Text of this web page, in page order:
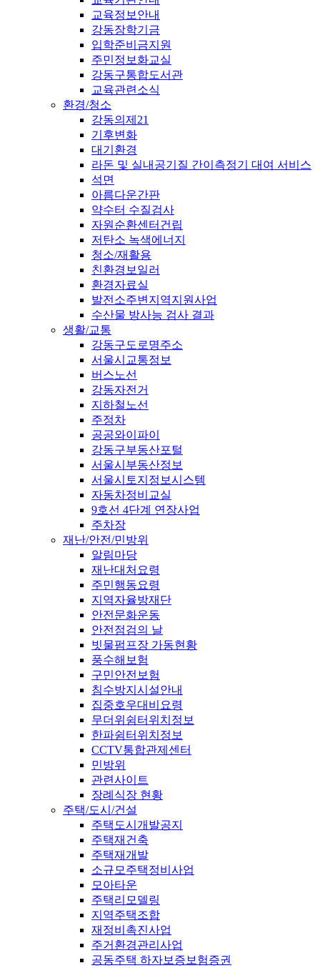
교육정보안내
강동장학기금
입학준비금지원
주민정보화교실
강동구통합도서관
교육관련소식
환경/청소
강동의제21
기후변화
대기환경
라돈 및 실내공기질 간이측정기 대여 서비스
석면
아름다운간판
약수터 수질검사
자원순환센터건립
저탄소 녹색에너지
청소/재활용
친환경보일러
환경자료실
발전소주변지역지원사업
수산물 방사능 검사 결과
생활/교통
강동구도로명주소
서울시교통정보
버스노선
강동자전거
지하철노선
주정차
공공와이파이
강동구부동산포털
서울시부동산정보
서울시토지정보시스템
자동차정비교실
9호선 4단계 연장사업
주차장
재난/안전/민방위
알림마당
재난대처요령
주민행동요령
지역자율방재단
안전문화운동
안전점검의 날
빗물펌프장 가동현황
풍수해보험
구민안전보험
침수방지시설안내
집중호우대비요령
무더위쉼터위치정보
한파쉼터위치정보
CCTV통합관제센터
민방위
관련사이트
장례식장 현황
주택/도시/건설
주택도시개발공지
주택재건축
주택재개발
소규모주택정비사업
모아타운
주택리모델링
지역주택조합
재정비촉진사업
주거환경관리사업
공동주택 하자보증보험증권